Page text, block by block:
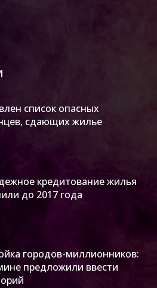
список опасных
сдающих жилье
кредитование жилья
до 2017 года
городов-миллионников:
предложили ввести